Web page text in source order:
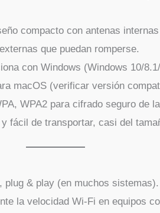
compacto con antenas
que puedan romperse.
con Windows (Windows 10/
macOS (verificar versión
WPA2 para cifrado seguro de
fácil de transportar, casi del
plug & play (en muchos sistemas).
la velocidad Wi-Fi en equipos